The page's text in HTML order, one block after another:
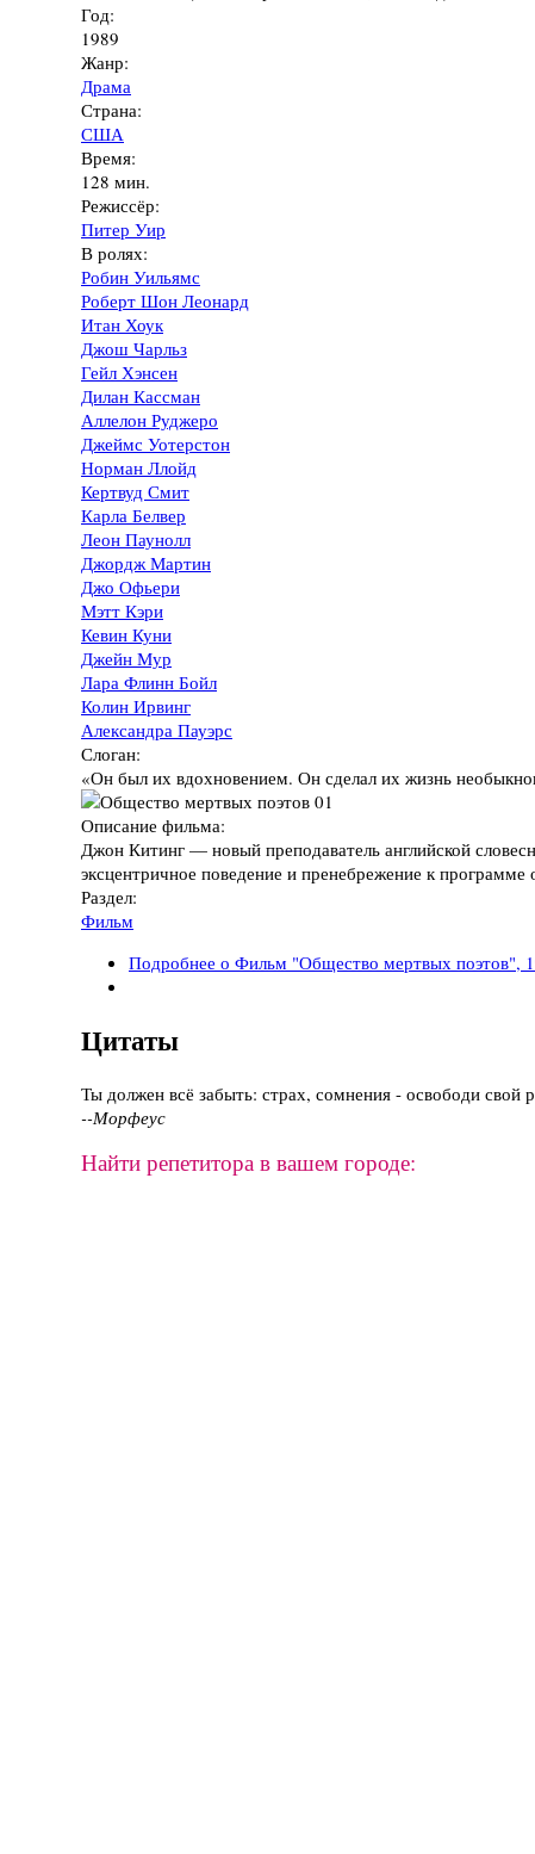
Год:
1989
Жанр:
Драма
Страна:
США
Время:
128 мин.
Режиссёр:
Питер Уир
В ролях:
Робин Уильямс
Роберт Шон Леонард
Итан Хоук
Джош Чарльз
Гейл Хэнсен
Дилан Кассман
Аллелон Руджеро
Джеймс Уотерстон
Норман Ллойд
Кертвуд Смит
Карла Белвер
Леон Паунолл
Джордж Мартин
Джо Офьери
Мэтт Кэри
Кевин Куни
Джейн Мур
Лара Флинн Бойл
Колин Ирвинг
Александра Пауэрс
Слоган:
«Он был их вдохновением. Он сделал их жизнь
Описание фильма:
Джон Китинг — новый преподаватель английской
эксцентричное поведение и пренебрежение к
Раздел:
Фильм
Подробнее о Фильм "Общество мертвых поэтов",
Цитаты
Ты должен всё забыть: страх, сомнения - освободи свой
--Морфеус
Найти репетитора в вашем городе: